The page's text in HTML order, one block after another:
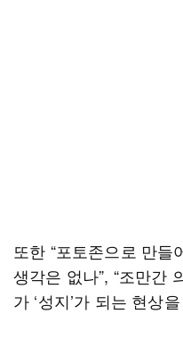
또한 “포토존으로 만들
생각은 없나”, “조만간
가 ‘성지’가 되는 현상